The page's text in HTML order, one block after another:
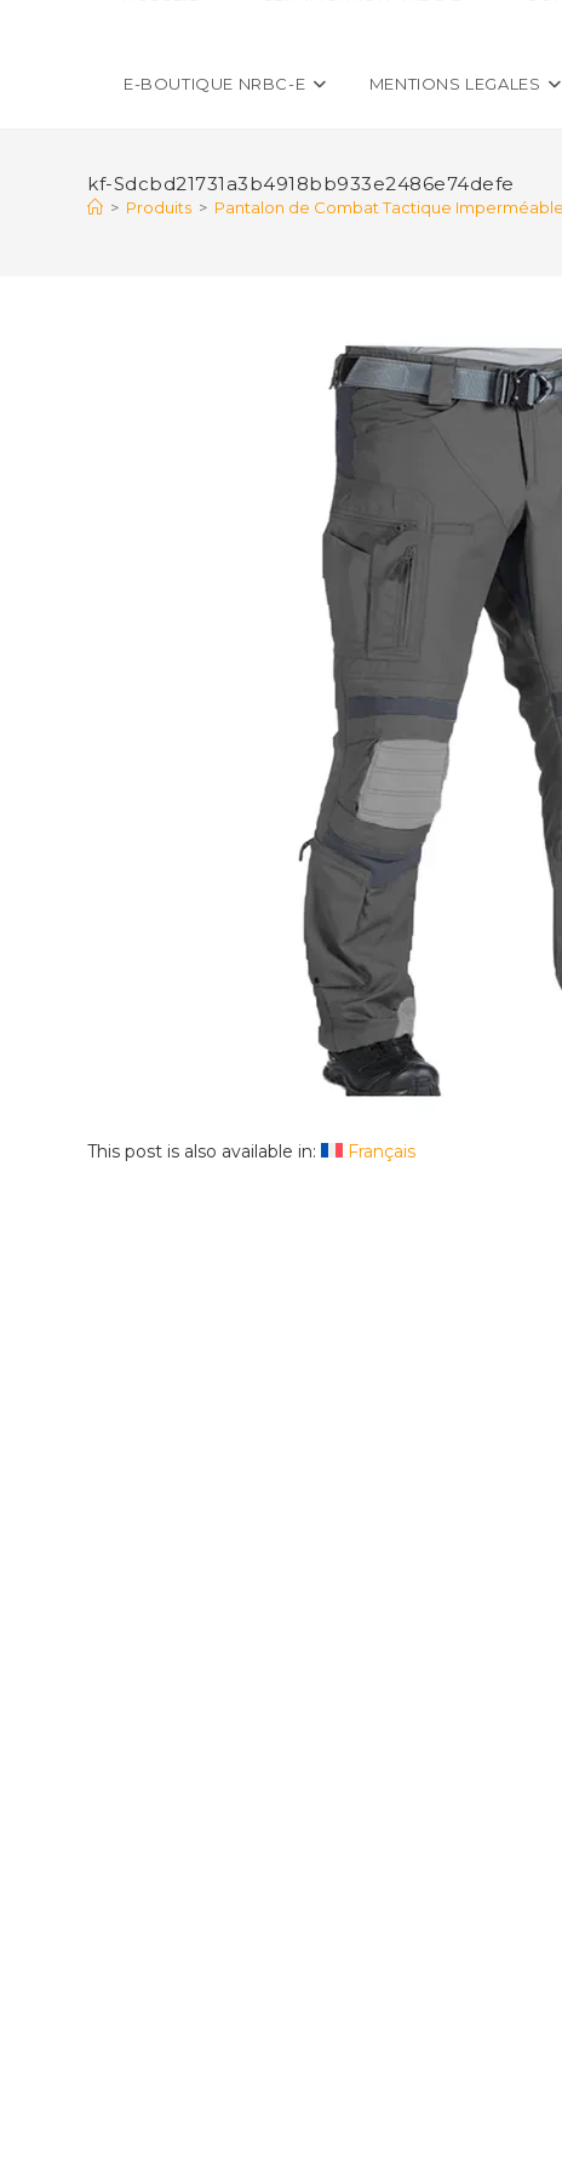
E-BOUTIQUE NRBC-E MENTIONS LEGALES
kf-Sdcbd21731a3b4918bb933e2486e74defe
> Produits > Pantalon de Combat Tactique
This post is also available in: Français